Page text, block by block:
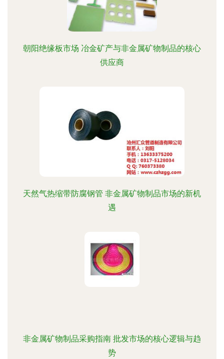
朝阳绝缘板市场 冶金矿产与非金属矿物制品的核心
供应商
天然气热缩带防腐钢管 非金属矿物制品市场的新机
遇
非金属矿物制品采购指南 批发市场的核心逻辑与趋
势